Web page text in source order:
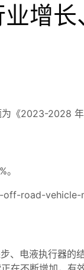
增
《2023-2028
road-vehicle-
、电液执行器的